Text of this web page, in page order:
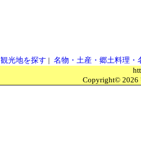
観光地を探す | 名物・土産・郷土料理・
Copyright© 2026